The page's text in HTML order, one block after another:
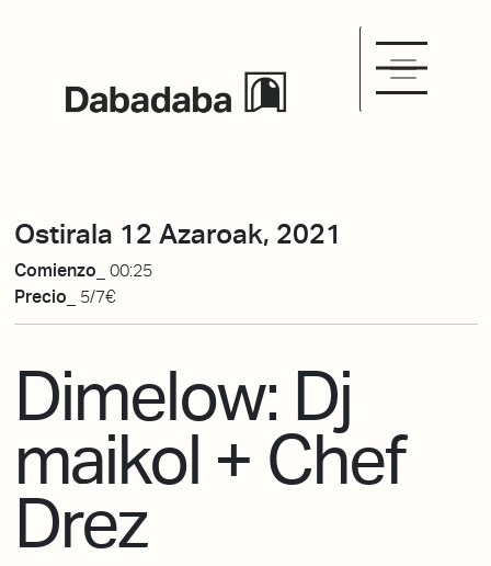
Ostirala 12 Azaroak, 2021
Comienzo_ 00:25
Precio_ 5/7€
Dimelow: Dj
maikol + Chef
Drez